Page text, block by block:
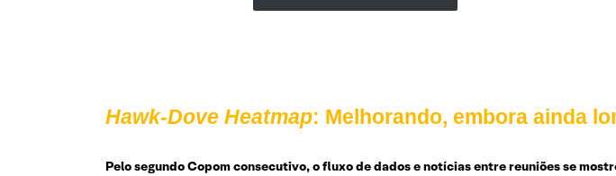
Hawk-Dove Heatmap: Melhorando, embora ainda
Pelo segundo Copom consecutivo, o fluxo de dados e notícias entre reuniões se